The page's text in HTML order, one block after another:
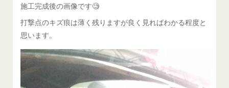
施工完成後の画像です🧐
打撃点のキズ痕は薄く残りますが良く見ればわかる程度と
思います。